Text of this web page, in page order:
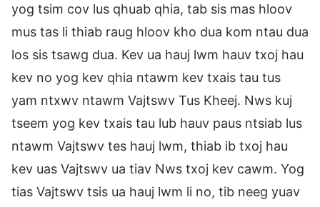
yog tsim cov lus qhuab qhia, tab sis mas hloov
mus tas li thiab raug hloov kho dua kom ntau dua
los sis tsawg dua. Kev ua hauj lwm hauv txoj hau
kev no yog kev qhia ntawm kev txais tau tus
yam ntxwv ntawm Vajtswv Tus Kheej. Nws kuj
tseem yog kev txais tau lub hauv paus ntsiab lus
ntawm Vajtswv tes hauj lwm, thiab ib txoj hau
kev uas Vajtswv ua tiav Nws txoj kev cawm. Yog
tias Vajtswv tsis ua hauj lwm li no, tib neeg yuav